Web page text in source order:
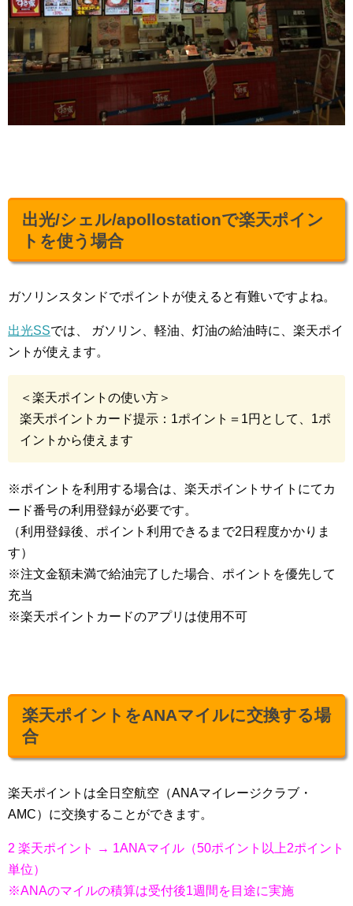
出光/シェル/apollostationで楽天ポイン
トを使う場合
ガソリンスタンドでポイントが使えると有難いですよね。
出光SSでは、 ガソリン、軽油、灯油の給油時に、楽天ポイ
ントが使えます。
＜楽天ポイントの使い方＞
楽天ポイントカード提示：1ポイント＝1円として、1ポ
イントから使えます
※ポイントを利用する場合は、楽天ポイントサイトにてカ
ード番号の利用登録が必要です。
（利用登録後、ポイント利用できるまで2日程度かかりま
す）
※注文金額未満で給油完了した場合、ポイントを優先して
充当
※楽天ポイントカードのアプリは使用不可
楽天ポイントをANAマイルに交換する場
合
楽天ポイントは全日空航空（ANAマイレージクラブ・
AMC）に交換することができます。
2 楽天ポイント → 1ANAマイル（50ポイント以上2ポイント
単位）
※ANAのマイルの積算は受付後1週間を目途に実施